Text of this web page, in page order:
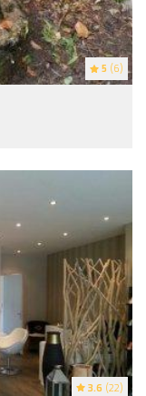
5 (6)
3.6 (22)